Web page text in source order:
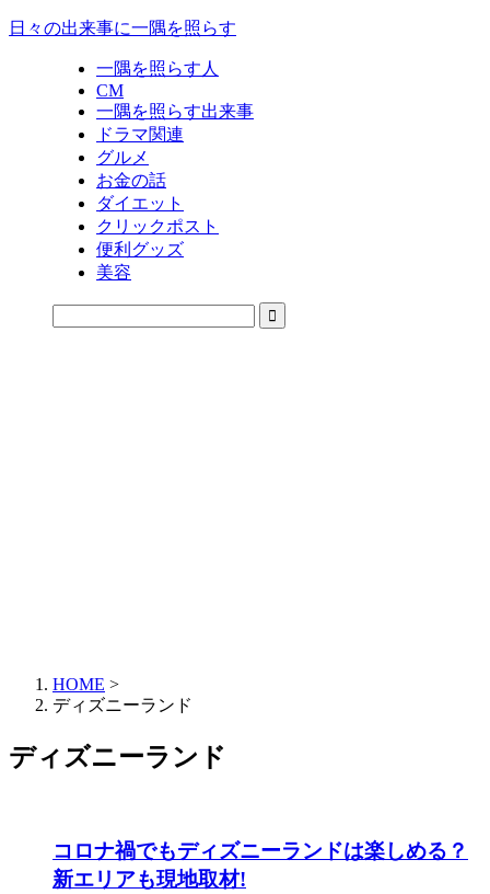
日々の出来事に一隅を照らす
一隅を照らす人
CM
一隅を照らす出来事
ドラマ関連
グルメ
お金の話
ダイエット
クリックポスト
便利グッズ
美容
HOME >
ディズニーランド
ディズニーランド
コロナ禍でもディズニーランドは楽しめる？
新エリアも現地取材!